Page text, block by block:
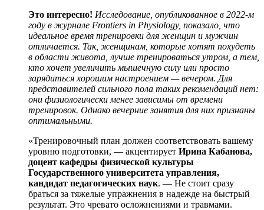
Это интересно! Исследование, опубликованное в 2022-м
году в журнале Frontiers in Physiology, показало, что
идеальное время тренировки для женщин и мужчин
отличается. Так, женщинам, которые хотят похудеть
в области живота, лучше тренироваться утром, а тем,
кто хочет увеличить мышечную силу или просто
зарядиться хорошим настроением — вечером. Для
представителей сильного пола таких рекомендаций нет:
они физиологически менее зависимы от времени
тренировок. Однако вечерние занятия для них признаны
оптимальными.
«Тренировочный план должен соответствовать вашему
уровню подготовки, — акцентирует Ирина Кабанова,
доцент кафедры физической культуры
Государственного университета управления,
кандидат педагогических наук. — Не стоит сразу
браться за тяжелые упражнения в надежде на быстрый
результат. Это чревато осложнениями и травмами.